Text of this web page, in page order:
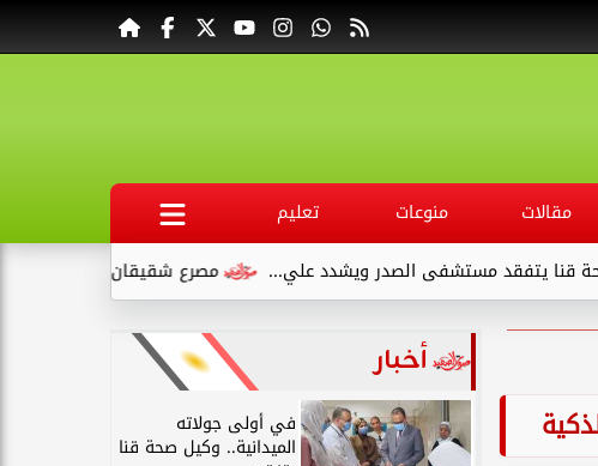
مقالات منوعات
تعليم
مصرع شقيقان وإصابة طفلين في انقلاب سيارة
الصدر ويشدد علي...
أخبار
في أولى جولاته
الميدانية.. وكيل صحة قنا